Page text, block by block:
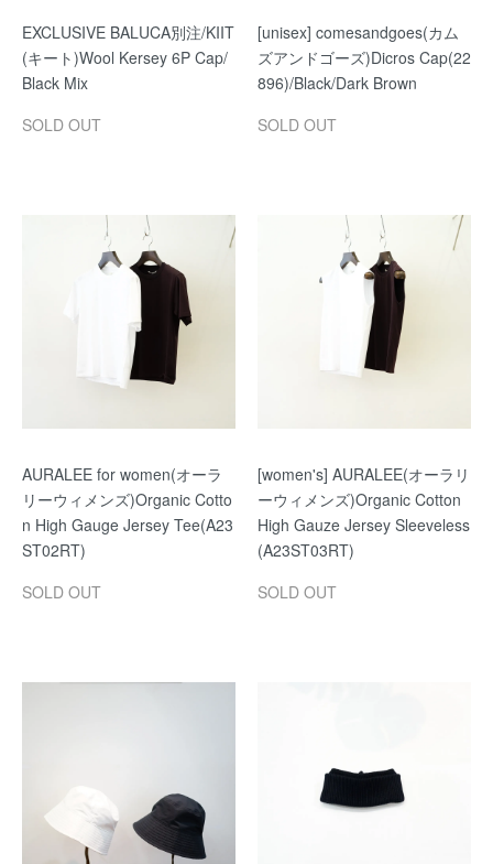
EXCLUSIVE BALUCA別注/KIIT
(キート)Wool Kersey 6P Cap/
Black Mix
SOLD OUT
[unisex] comesandgoes(カム
ズアンドゴーズ)Dicros Cap(22
896)/Black/Dark Brown
SOLD OUT
AURALEE for women(オーラ
リーウィメンズ)Organic Cotto
n High Gauge Jersey Tee(A23
ST02RT)
SOLD OUT
[women's] AURALEE(オーラリ
ーウィメンズ)Organic Cotton
High Gauze Jersey Sleeveless
(A23ST03RT)
SOLD OUT